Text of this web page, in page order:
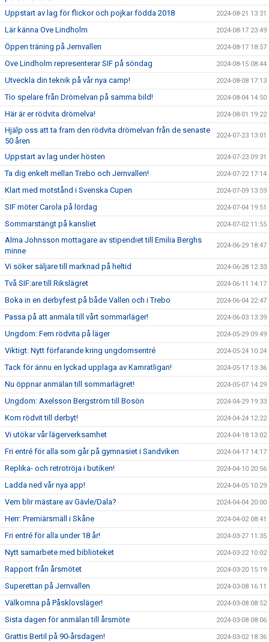
Uppstart av lag för flickor och pojkar födda 2018 2024-08-21 13:31
Lär känna Ove Lindholm 2024-08-17 23:49
Öppen träning på Jernvallen 2024-08-17 18:57
Ove Lindholm representerar SIF på söndag 2024-08-15 08:44
Utveckla din teknik på vår nya camp! 2024-08-08 17:13
Tio spelare från Drömelvan på samma bild! 2024-08-04 14:50
Här är er rödvita drömelva! 2024-08-01 19:22
Hjälp oss att ta fram den rödvita drömelvan från de senaste
50 åren
2024-07-23 13:01
Uppstart av lag under hösten 2024-07-23 09:31
Ta dig enkelt mellan Trebo och Jernvallen! 2024-07-22 17:14
Klart med motstånd i Svenska Cupen 2024-07-09 13:59
SIF möter Carola på lördag 2024-07-04 19:51
Sommarstängt på kansliet 2024-07-02 11:55
Alma Johnsson mottagare av stipendiet till Emilia Berghs
minne
2024-06-29 18:47
Vi söker säljare till marknad på heltid 2024-06-28 12:33
Två SIF:are till Rikslägret 2024-06-11 14:17
Boka in en derbyfest på både Vallen och i Trebo 2024-06-04 22:47
Passa på att anmäla till vårt sommarläger! 2024-06-03 13:39
Ungdom: Fem rödvita på läger 2024-05-29 09:49
Viktigt: Nytt förfarande kring ungdomsentré 2024-05-24 10:24
Tack för ännu en lyckad upplaga av Kamratligan! 2024-05-17 13:36
Nu öppnar anmälan till sommarlägret! 2024-05-07 14:29
Ungdom: Axelsson Bergström till Bosön 2024-04-29 19:33
Kom rödvit till derbyt! 2024-04-24 12:22
Vi utökar vår lägerverksamhet 2024-04-18 13:02
Fri entré för alla som går på gymnasiet i Sandviken 2024-04-17 14:17
Replika- och retrotröja i butiken! 2024-04-10 20:56
Ladda ned vår nya app! 2024-04-05 10:29
Vem blir mästare av Gävle/Dala? 2024-04-04 20:00
Herr: Premiärsmäll i Skåne 2024-04-02 08:41
Fri entré för alla under 18 år! 2024-03-27 11:35
Nytt samarbete med biblioteket 2024-03-22 10:02
Rapport från årsmötet 2024-03-20 15:19
Superettan på Jernvallen 2024-03-08 16:11
Välkomna på Påsklovsläger! 2024-03-08 08:52
Sista dagen för anmälan till årsmöte 2024-03-08 08:06
Grattis Bertil på 90-årsdagen! 2024-03-02 18:36